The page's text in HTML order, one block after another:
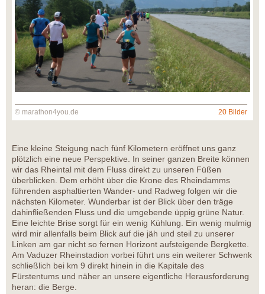
© marathon4you.de 20 Bilder
Eine kleine Steigung nach fünf Kilometern eröffnet uns ganz
plötzlich eine neue Perspektive. In seiner ganzen Breite können
wir das Rheintal mit dem Fluss direkt zu unseren Füßen
überblicken. Dem erhöht über die Krone des Rheindamms
führenden asphaltierten Wander- und Radweg folgen wir die
nächsten Kilometer. Wunderbar ist der Blick über den träge
dahinfließenden Fluss und die umgebende üppig grüne Natur.
Eine leichte Brise sorgt für ein wenig Kühlung. Ein wenig mulmig
wird mir allenfalls beim Blick auf die jäh und steil zu unserer
Linken am gar nicht so fernen Horizont aufsteigende Bergkette.
Am Vaduzer Rheinstadion vorbei führt uns ein weiterer Schwenk
schließlich bei km 9 direkt hinein in die Kapitale des
Fürstentums und näher an unsere eigentliche Herausforderung
heran: die Berge.